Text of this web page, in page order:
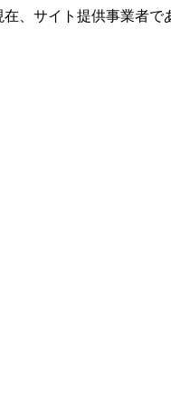
、サイト提供事業者